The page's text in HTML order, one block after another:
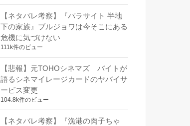
【ネタバレ考察】『パラサイト 半地
下の家族』ブルジョワは今そこにある
危機に気づけない
111k件のビュー
【悲報】元TOHOシネマズ バイトが
語るシネマイレージカードのヤバイサ
ービス変更
104.8k件のビュー
【ネタバレ考察】『漁港の肉子ちゃ